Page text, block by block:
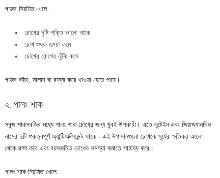
গাজর নিয়মিত খেলে:
চোখের দৃষ্টি শক্তি ভালো থাকে
চোখ শুষ্ক হওয়া কমে
চোখের রোগের ঝুঁকি কমে
গাজর কাঁচা, সালাদ বা রান্না করে খাওয়া যেতে পারে।
২. পালং শাক
সবুজ শাকসবজির মধ্যে পালং শাক চোখের জন্য খুবই উপকারী। এতে লুটেইন এবং জিয়াজ্যানথিন
নামের দুটি গুরুত্বপূর্ণ অ্যান্টিঅক্সিডেন্ট থাকে। এই উপাদানগুলো চোখকে সূর্যের ক্ষতিকর আলো
থেকে রক্ষা করে এবং বয়সজনিত চোখের সমস্যা কমাতে সাহায্য করে।
পালং শাক নিয়মিত খেলে: